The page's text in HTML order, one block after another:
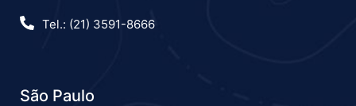
Tel.: (21) 3591-8666
São Paulo